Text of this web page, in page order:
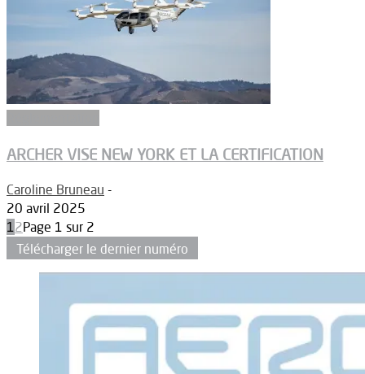
ARCHER VISE NEW YORK ET LA CERTIFICATION
Caroline Bruneau -
20 avril 2025
12Page 1 sur 2
Télécharger le dernier numéro